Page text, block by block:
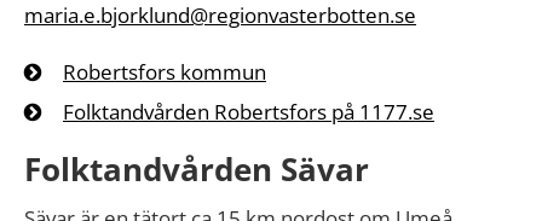
maria.e.bjorklund@regionvasterbotten.se
Robertsfors kommun
Folktandvården Robertsfors på 1177.se
Folktandvården Sävar